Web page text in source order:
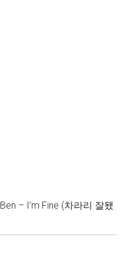
Ben – I’m Fine (차라리 잘됐